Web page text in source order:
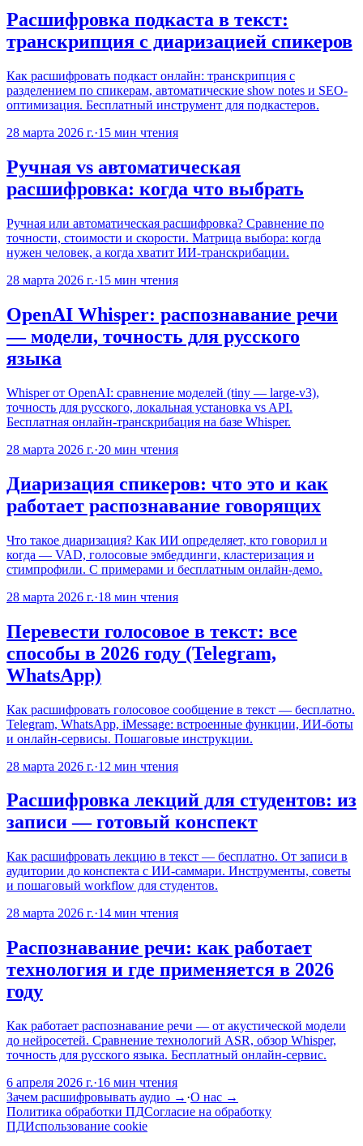
Расшифровка подкаста в текст:
транскрипция с диаризацией спикеров
Как расшифровать подкаст онлайн: транскрипция с
разделением по спикерам, автоматические show notes и SEO-
оптимизация. Бесплатный инструмент для подкастеров.
28 марта 2026 г.·15 мин чтения
Ручная vs автоматическая
расшифровка: когда что выбрать
Ручная или автоматическая расшифровка? Сравнение по
точности, стоимости и скорости. Матрица выбора: когда
нужен человек, а когда хватит ИИ-транскрибации.
28 марта 2026 г.·15 мин чтения
OpenAI Whisper: распознавание речи
— модели, точность для русского
языка
Whisper от OpenAI: сравнение моделей (tiny — large-v3),
точность для русского, локальная установка vs API.
Бесплатная онлайн-транскрибация на базе Whisper.
28 марта 2026 г.·20 мин чтения
Диаризация спикеров: что это и как
работает распознавание говорящих
Что такое диаризация? Как ИИ определяет, кто говорил и
когда — VAD, голосовые эмбеддинги, кластеризация и
стимпрофили. С примерами и бесплатным онлайн-демо.
28 марта 2026 г.·18 мин чтения
Перевести голосовое в текст: все
способы в 2026 году (Telegram,
WhatsApp)
Как расшифровать голосовое сообщение в текст — бесплатно.
Telegram, WhatsApp, iMessage: встроенные функции, ИИ-боты
и онлайн-сервисы. Пошаговые инструкции.
28 марта 2026 г.·12 мин чтения
Расшифровка лекций для студентов: из
записи — готовый конспект
Как расшифровать лекцию в текст — бесплатно. От записи в
аудитории до конспекта с ИИ-саммари. Инструменты, советы
и пошаговый workflow для студентов.
28 марта 2026 г.·14 мин чтения
Распознавание речи: как работает
технология и где применяется в 2026
году
Как работает распознавание речи — от акустической модели
до нейросетей. Сравнение технологий ASR, обзор Whisper,
точность для русского языка. Бесплатный онлайн-сервис.
6 апреля 2026 г.·16 мин чтения
Зачем расшифровывать аудио → ·О нас →
Политика обработки ПДСогласие на обработку
ПДИспользование cookie